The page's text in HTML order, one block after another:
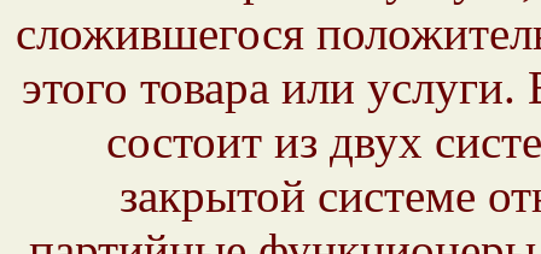
сложившегося
этого товара или
состоит из двух
закрытой системе